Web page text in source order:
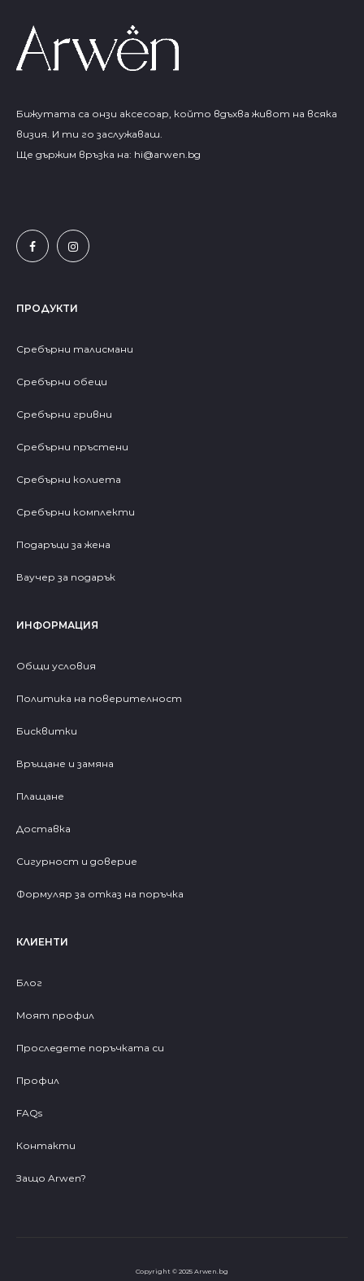
Бижутата са онзи аксесоар, който вдъхва живот на всяка
визия. И ти го заслужаваш.
Ще държим връзка на: hi@arwen.bg
ПРОДУКТИ
Сребърни талисмани
Сребърни обеци
Сребърни гривни
Сребърни пръстени
Сребърни колиета
Сребърни комплекти
Подаръци за жена
Ваучер за подарък
ИНФОРМАЦИЯ
Общи условия
Политика на поверителност
Бисквитки
Връщане и замяна
Плащане
Доставка
Сигурност и доверие
Формуляр за отказ на поръчка
КЛИЕНТИ
Блог
Моят профил
Проследете поръчката си
Профил
FAQs
Контакти
Защо Arwen?
Copyright © 2025 Arwen.bg